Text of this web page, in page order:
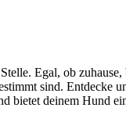
Egal, ob
sind. Entdecke
bietet deinem Hund